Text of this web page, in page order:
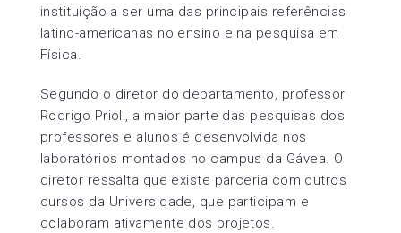
instituição a ser uma das principais referências
latino-americanas no ensino e na pesquisa em
Física.
Segundo o diretor do departamento, professor
Rodrigo Prioli, a maior parte das pesquisas dos
professores e alunos é desenvolvida nos
laboratórios montados no campus da Gávea. O
diretor ressalta que existe parceria com outros
cursos da Universidade, que participam e
colaboram ativamente dos projetos.